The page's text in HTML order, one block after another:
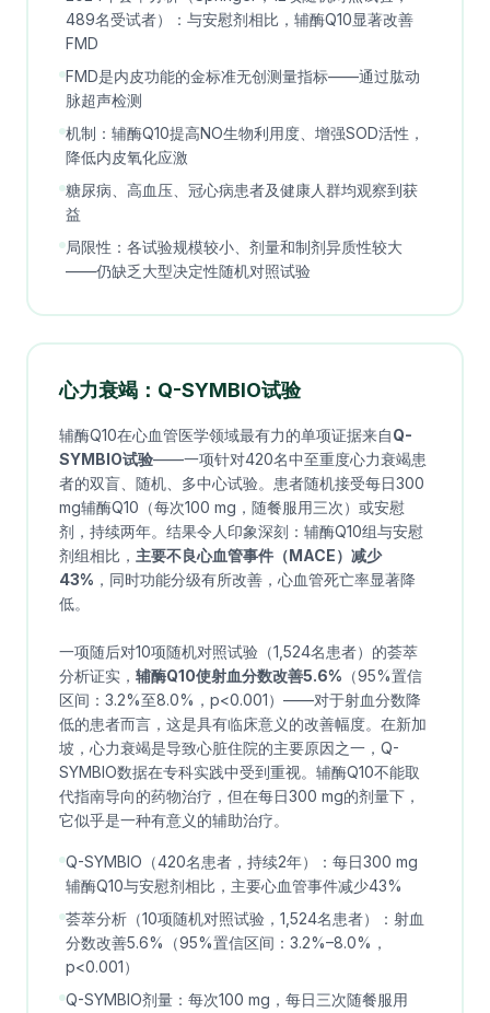
489名受试者）：与安慰剂相比，辅酶Q10显著改善
FMD
FMD是内皮功能的金标准无创测量指标——通过肱动
脉超声检测
机制：辅酶Q10提高NO生物利用度、增强SOD活性，
降低内皮氧化应激
糖尿病、高血压、冠心病患者及健康人群均观察到获
益
局限性：各试验规模较小、剂量和制剂异质性较大
——仍缺乏大型决定性随机对照试验
心力衰竭：Q-SYMBIO试验
辅酶Q10在心血管医学领域最有力的单项证据来自Q-
SYMBIO试验——一项针对420名中至重度心力衰竭患
者的双盲、随机、多中心试验。患者随机接受每日300
mg辅酶Q10（每次100 mg，随餐服用三次）或安慰
剂，持续两年。结果令人印象深刻：辅酶Q10组与安慰
剂组相比， 主要不良心血管事件（MACE）减少
43% ，同时功能分级有所改善，心血管死亡率显著降
低。
一项随后对10项随机对照试验（1,524名患者）的荟萃
分析证实， 辅酶Q10使射血分数改善5.6% （95%置信
区间：3.2%至8.0%，p<0.001）——对于射血分数降
低的患者而言，这是具有临床意义的改善幅度。在新加
坡，心力衰竭是导致心脏住院的主要原因之一，Q-
SYMBIO数据在专科实践中受到重视。辅酶Q10不能取
代指南导向的药物治疗，但在每日300 mg的剂量下，
它似乎是一种有意义的辅助治疗。
Q-SYMBIO（420名患者，持续2年）：每日300 mg
辅酶Q10与安慰剂相比，主要心血管事件减少43%
荟萃分析（10项随机对照试验，1,524名患者）：射血
分数改善5.6%（95%置信区间：3.2%–8.0%，
p<0.001）
Q-SYMBIO剂量：每次100 mg，每日三次随餐服用